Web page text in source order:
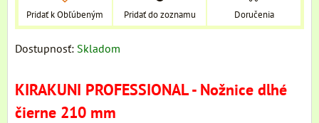
Pridať k Obľúbeným Pridať do zoznamu Doručenia
Dostupnosť: Skladom
KIRAKUNI PROFESSIONAL - Nožnice dlhé
čierne 210 mm